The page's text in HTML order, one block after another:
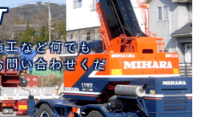
工など何でも
問い合わせくだ